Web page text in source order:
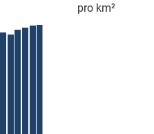
pro km²